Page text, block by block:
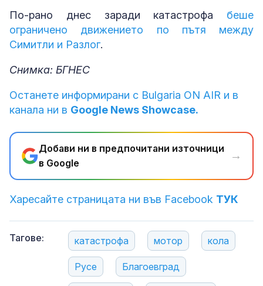
По-рано днес заради катастрофа беше
ограничено движението по пътя между
Симитли и Разлог.
Снимка: БГНЕС
Останете информирани с Bulgaria ON AIR и в
канала ни в Google News Showcase.
Добави ни в предпочитани източници
в Google
→
Харесайте страницата ни във Facebook ТУК
Тагове: катастрофа мотор кола
Русе Благоевград